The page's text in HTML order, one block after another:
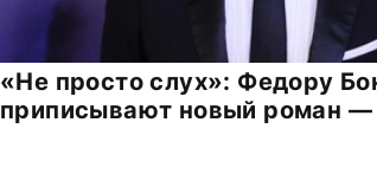
«Не просто слух»: Федору
приписывают новый роман —